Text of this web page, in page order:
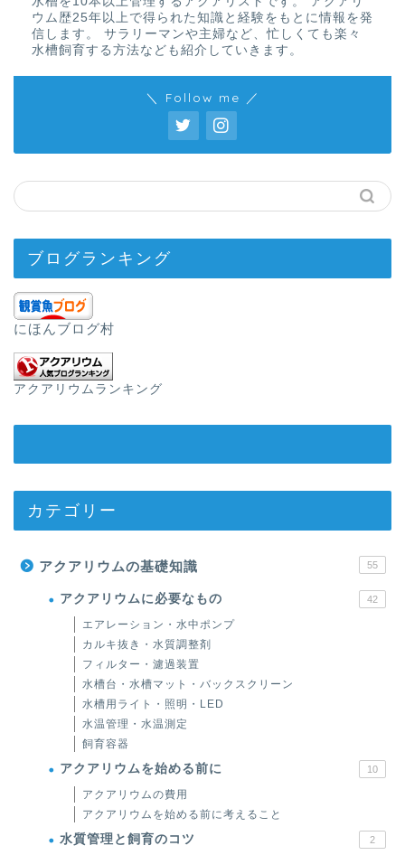
ウム歴25年以上で得られた知識と経験をもとに情報を発
信します。 サラリーマンや主婦など、忙しくても楽々
水槽飼育する方法なども紹介していきます。
＼ Follow me ／
ブログランキング
にほんブログ村
アクアリウムランキング
カテゴリー
アクアリウムの基礎知識 55
アクアリウムに必要なもの 42
エアレーション・水中ポンプ
カルキ抜き・水質調整剤
フィルター・濾過装置
水槽台・水槽マット・バックスクリーン
水槽用ライト・照明・LED
水温管理・水温測定
飼育容器
アクアリウムを始める前に 10
アクアリウムの費用
アクアリウムを始める前に考えること
水質管理と飼育のコツ 2